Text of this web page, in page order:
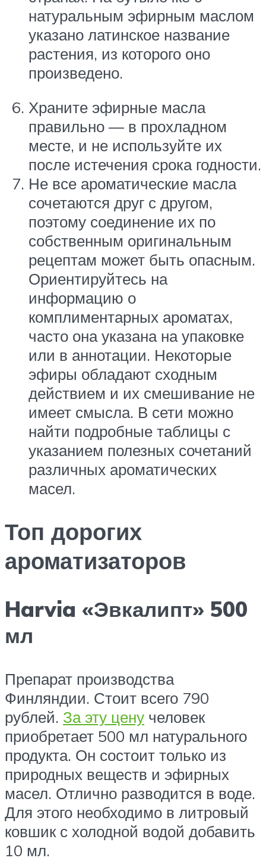
натуральным эфирным маслом
указано латинское название
растения, из которого оно
произведено.
Храните эфирные масла
правильно — в прохладном
месте, и не используйте их
после истечения срока годности.
Не все ароматические масла
сочетаются друг с другом,
поэтому соединение их по
собственным оригинальным
рецептам может быть опасным.
Ориентируйтесь на
информацию о
комплиментарных ароматах,
часто она указана на упаковке
или в аннотации. Некоторые
эфиры обладают сходным
действием и их смешивание не
имеет смысла. В сети можно
найти подробные таблицы с
указанием полезных сочетаний
различных ароматических
масел.
Топ дорогих
ароматизаторов
Harvia «Эвкалипт» 500
мл
Препарат производства
Финляндии. Стоит всего 790
рублей. За эту цену человек
приобретает 500 мл натурального
продукта. Он состоит только из
природных веществ и эфирных
масел. Отлично разводится в воде.
Для этого необходимо в литровый
ковшик с холодной водой добавить
10 мл.